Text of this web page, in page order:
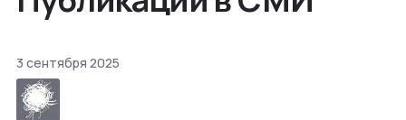
3 сентября 2025